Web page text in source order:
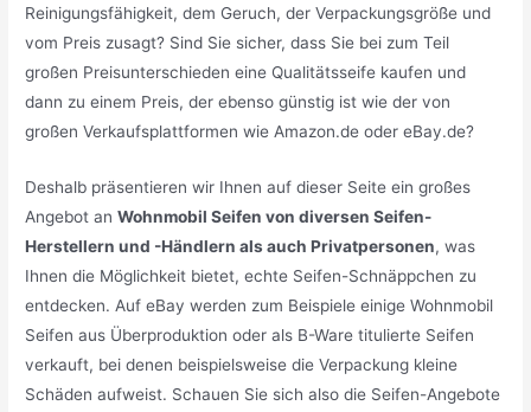
Reinigungsfähigkeit, dem Geruch, der Verpackungsgröße und
vom Preis zusagt? Sind Sie sicher, dass Sie bei zum Teil
großen Preisunterschieden eine Qualitätsseife kaufen und
dann zu einem Preis, der ebenso günstig ist wie der von
großen Verkaufsplattformen wie Amazon.de oder eBay.de?
Deshalb präsentieren wir Ihnen auf dieser Seite ein großes
Angebot anWohnmobil Seifen von diversen Seifen-
Herstellern und -Händlern als auch Privatpersonen, was
Ihnen die Möglichkeit bietet, echte Seifen-Schnäppchen zu
entdecken. Auf eBay werden zum Beispiele einige Wohnmobil
Seifen aus Überproduktion oder als B-Ware titulierte Seifen
verkauft, bei denen beispielsweise die Verpackung kleine
Schäden aufweist. Schauen Sie sich also die Seifen-Angebote